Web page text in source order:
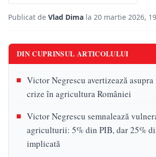
Publicat de Vlad Dima la 20 martie 2026,
DIN CUPRINSUL ARTICOLULUI
Victor Negrescu avertizează
crize în agricultura României
Victor Negrescu semnalează
agriculturii: 5% din PIB, dar 25%
implicată